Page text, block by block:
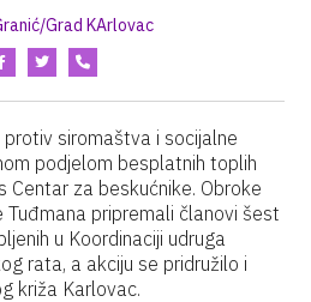
Grad KArlovac
siromaštva i socijalne
podjelom besplatnih toplih
Centar za beskućnike. Obroke
Tuđmana pripremali članovi šest
u Koordinaciji udruga
rata, a akciju se pridružilo i
križa Karlovac.